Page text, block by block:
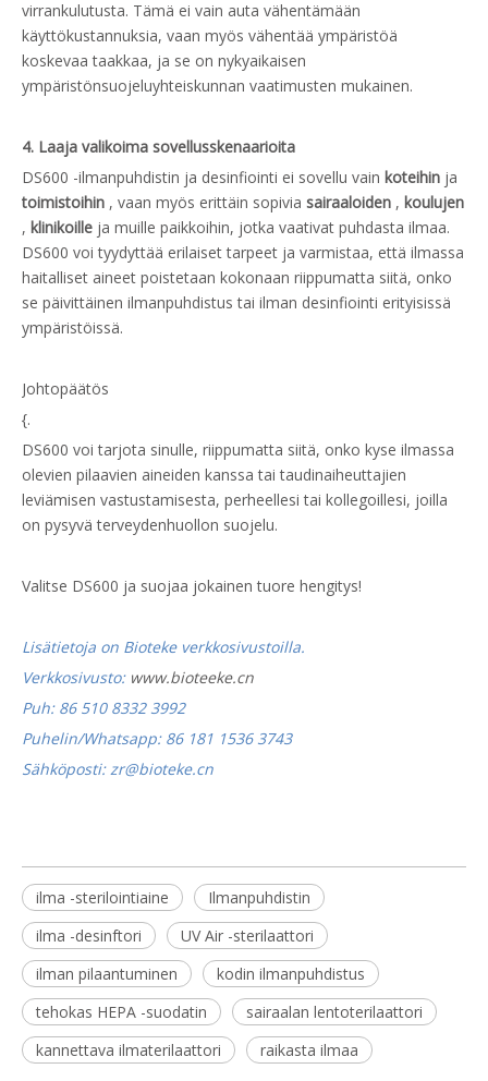
virrankulutusta. Tämä ei vain auta vähentämään
käyttökustannuksia, vaan myös vähentää ympäristöä
koskevaa taakkaa, ja se on nykyaikaisen
ympäristönsuojeluyhteiskunnan vaatimusten mukainen.
4. Laaja valikoima sovellusskenaarioita
DS600 -ilmanpuhdistin ja desinfiointi ei sovellu vain koteihin ja
toimistoihin , vaan myös erittäin sopivia sairaaloiden , koulujen
, klinikoille ja muille paikkoihin, jotka vaativat puhdasta ilmaa.
DS600 voi tyydyttää erilaiset tarpeet ja varmistaa, että ilmassa
haitalliset aineet poistetaan kokonaan riippumatta siitä, onko
se päivittäinen ilmanpuhdistus tai ilman desinfiointi erityisissä
ympäristöissä.
Johtopäätös
{.
DS600 voi tarjota sinulle, riippumatta siitä, onko kyse ilmassa
olevien pilaavien aineiden kanssa tai taudinaiheuttajien
leviämisen vastustamisesta, perheellesi tai kollegoillesi, joilla
on pysyvä terveydenhuollon suojelu.
Valitse DS600 ja suojaa jokainen tuore hengitys!
Lisätietoja on Bioteke verkkosivustoilla.
Verkkosivusto: www.bioteeke.cn
Puh: 86 510 8332 3992
Puhelin/Whatsapp: 86 181 1536 3743
Sähköposti: zr@bioteke.cn
ilma -sterilointiaine
Ilmanpuhdistin
ilma -desinftori
UV Air -sterilaattori
ilman pilaantuminen
kodin ilmanpuhdistus
tehokas HEPA -suodatin
sairaalan lentoterilaattori
kannettava ilmaterilaattori
raikasta ilmaa